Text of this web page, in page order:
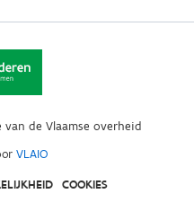
de Vlaamse overheid
VLAIO
COOKIES